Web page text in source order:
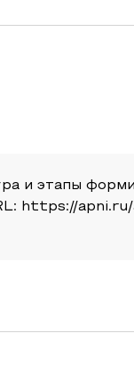
и этапы
https://